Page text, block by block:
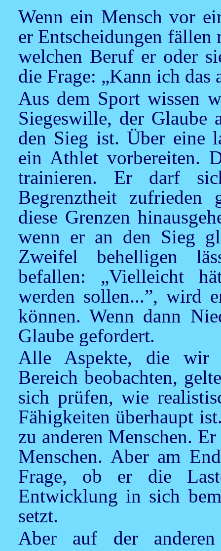
Wenn ein Mensch vor
er Entscheidungen fällen
welchen Beruf er oder
die Frage: „Kann ich das
Aus dem Sport wissen
Siegeswille, der Glaube
den Sieg ist. Über eine
ein Athlet vorbereiten.
trainieren. Er darf
Begrenztheit zufrieden
diese Grenzen
wenn er an den Sieg
Zweifel behelligen
befallen: „Vielleicht
werden sollen...”, wird
können. Wenn dann
Glaube gefordert.
Alle Aspekte, die wir
Bereich beobachten,
sich prüfen, wie
Fähigkeiten überhaupt
zu anderen Menschen.
Menschen. Aber am
Frage, ob er die
Entwicklung in sich
setzt.
Aber auf der